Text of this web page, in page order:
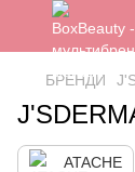
БРЕНДИ
ATACHE